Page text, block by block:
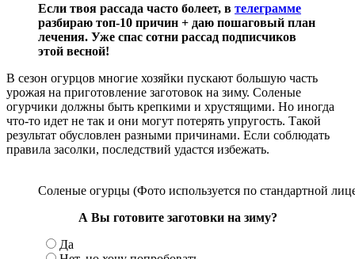
Если твоя рассада часто болеет, в телеграмме
разбираю топ-10 причин + даю пошаговый план
лечения. Уже спас сотни рассад подписчиков
этой весной!
В сезон огурцов многие хозяйки пускают большую часть
урожая на приготовление заготовок на зиму. Соленые
огурчики должны быть крепкими и хрустящими. Но иногда
что-то идет не так и они могут потерять упругость. Такой
результат обусловлен разными причинами. Если соблюдать
правила засолки, последствий удастся избежать.
Соленые огурцы (Фото используется по стандартной
А Вы готовите заготовки на зиму?
Да